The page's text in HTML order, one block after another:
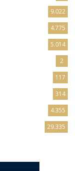
9.022
4.775
5.014
2
117
314
4.355
29.335